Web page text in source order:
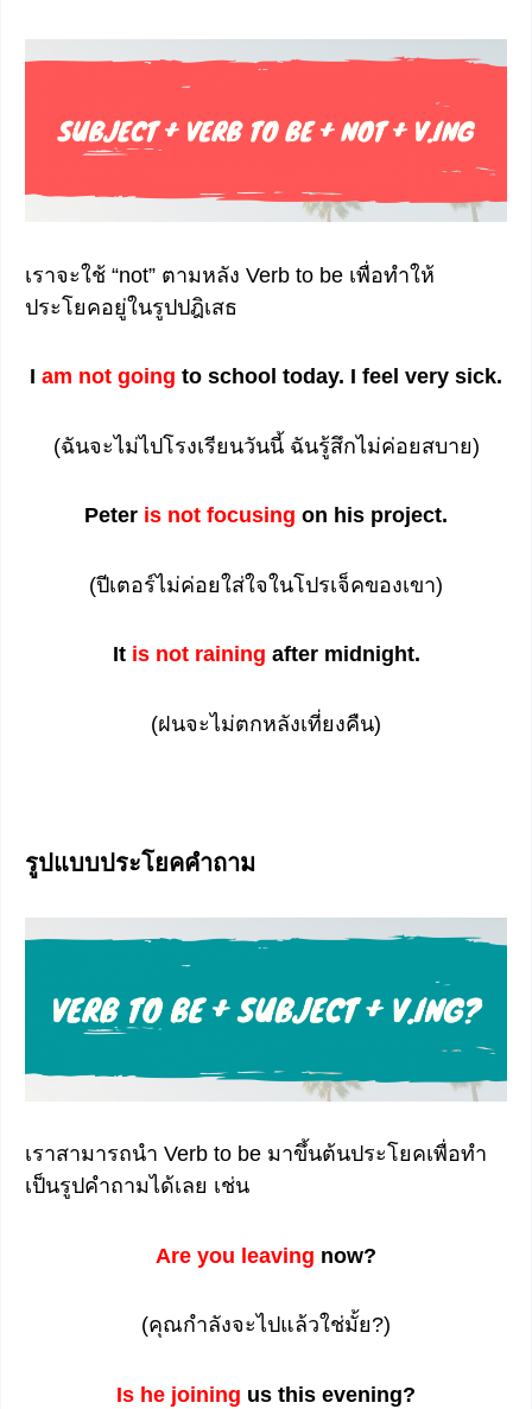
เราจะใช้ “not” ตามหลัง Verb to be เพื่อทำให้
ประโยคอยู่ในรูปปฎิเสธ
I am not going to school today. I feel very sick.
(ฉันจะไม่ไปโรงเรียนวันนี้ ฉันรู้สึกไม่ค่อยสบาย)
Peter is not focusing on his project.
(ปีเตอร์ไม่ค่อยใส่ใจในโปรเจ็คของเขา)
It is not raining after midnight.
(ฝนจะไม่ตกหลังเที่ยงคืน)
รูปแบบประโยคคำถาม
เราสามารถนำ Verb to be มาขึ้นต้นประโยคเพื่อทำ
เป็นรูปคำถามได้เลย เช่น
Are you leaving now?
(คุณกำลังจะไปแล้วใช่มั้ย?)
Is he joining us this evening?